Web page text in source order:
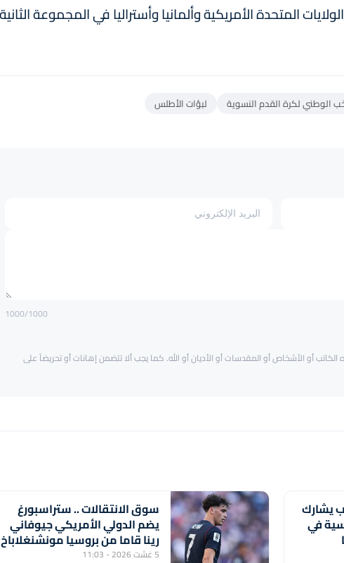
المتحدة الأمريكية وألمانيا وأستراليا في المجموعة الثانية
الوطني لكرة القدم النسوية لبؤات الأطلس
1000/1000
أو الأشخاص أو المقدسات أو الأديان أو الله. كما يجب ألا تتضمن إهانات أو تحريضاً على
يشارك
في
سوق الانتقالات .. ستراسبورغ
يضم الدولي الأمريكي جيوفاني
رينا قاما من بروسيا مونشنغلاباخ
5 غشت 2026 - 11:03